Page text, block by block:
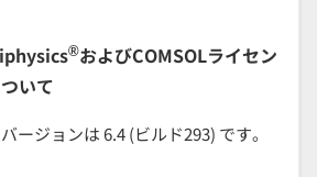
®およびCOMSOLライセン
いて
ージョンは 6.4 (ビルド293) です。